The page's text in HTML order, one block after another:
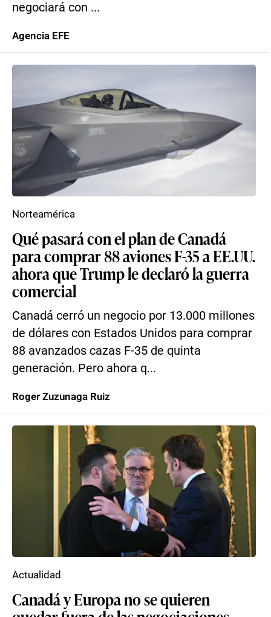
negociará con ...
Agencia EFE
Qué pasará con el plan de Canadá
para comprar 88 aviones F-35 a EE.UU.
ahora que Trump le declaró la guerra
comercial
Canadá cerró un negocio por 13.000 millones
de dólares con Estados Unidos para comprar
88 avanzados cazas F-35 de quinta
generación. Pero ahora q...
Norteamérica
Roger Zuzunaga Ruiz
Canadá y Europa no se quieren
Actualidad